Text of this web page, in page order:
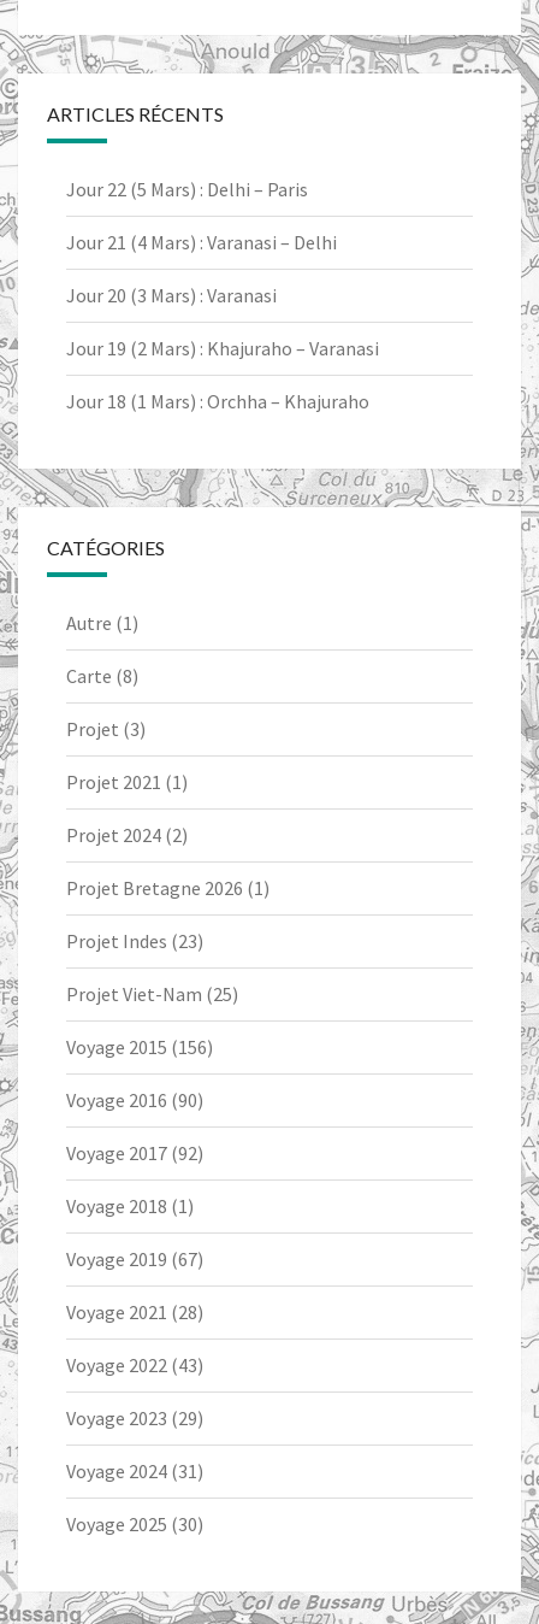
ARTICLES RÉCENTS
Jour 22 (5 Mars) : Delhi – Paris
Jour 21 (4 Mars) : Varanasi – Delhi
Jour 20 (3 Mars) : Varanasi
Jour 19 (2 Mars) : Khajuraho – Varanasi
Jour 18 (1 Mars) : Orchha – Khajuraho
CATÉGORIES
Autre (1)
Carte (8)
Projet (3)
Projet 2021 (1)
Projet 2024 (2)
Projet Bretagne 2026 (1)
Projet Indes (23)
Projet Viet-Nam (25)
Voyage 2015 (156)
Voyage 2016 (90)
Voyage 2017 (92)
Voyage 2018 (1)
Voyage 2019 (67)
Voyage 2021 (28)
Voyage 2022 (43)
Voyage 2023 (29)
Voyage 2024 (31)
Voyage 2025 (30)